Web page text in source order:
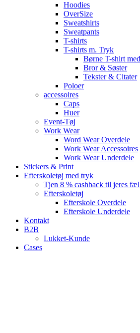
Hoodies
OverSize
Sweatshirts
Sweatpants
T-shirts
T-shirts m. Tryk
Børne T-shirt
Bror & Søster
Tekster & Citater
Poloer
accessoires
Caps
Huer
Event-Tøj
Work Wear
Word Wear Overdele
Work Wear Accessoires
Work Wear Underdele
Stickers & Print
Efterskoletøj med tryk
Tjen 8 % cashback til jeres
Efterskoletøj
Efterskole Overdele
Efterskole Underdele
Kontakt
B2B
Lukket-Kunde
Cases